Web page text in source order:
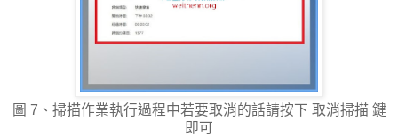
圖 7、掃描作業執行過程中若要取消的話請按下 取消掃描 鍵
即可